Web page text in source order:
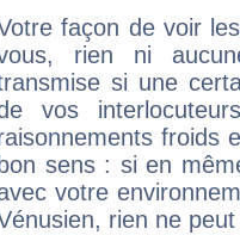
façon de voir
rien ni
si une
vos
froids
bon sens : si en
votre
rien ne